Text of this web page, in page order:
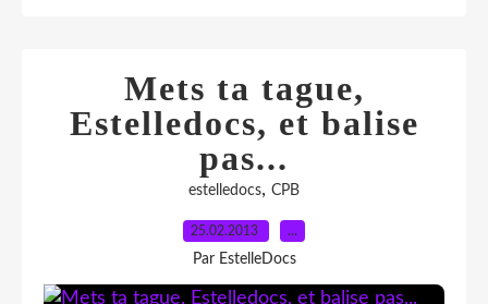
Mets ta tague,
Estelledocs, et balise
pas...
estelledocs, CPB
25.02.2013 …
Par EstelleDocs